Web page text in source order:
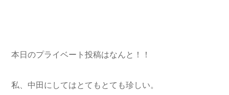
本日のプライベート投稿はなんと！！
私、中田にしてはとてもとても珍しい。